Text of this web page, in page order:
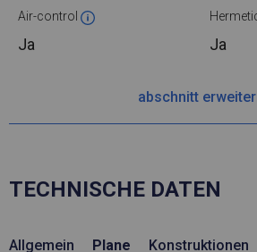
Air-control
Ja Ja
abschnitt
TECHNISCHE DATEN
Allgemein Plane Konstruktionen